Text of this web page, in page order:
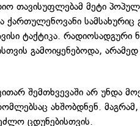
თავისუფლებამ მეტი
ქართულენოვანი სამსახურიც
ტაქტიკა. რადიოსადგური
გამოიყენებოდა,
შემთხვევაში არ უნდა
ახშობდნენ.
ცდუნებისთვის.